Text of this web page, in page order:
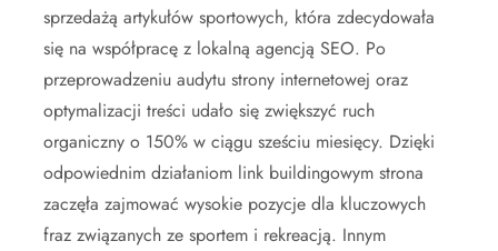
sprzedażą artykułów sportowych, która zdecydowała
się na współpracę z lokalną agencją SEO. Po
przeprowadzeniu audytu strony internetowej oraz
optymalizacji treści udało się zwiększyć ruch
organiczny o 150% w ciągu sześciu miesięcy. Dzięki
odpowiednim działaniom link buildingowym strona
zaczęła zajmować wysokie pozycje dla kluczowych
fraz związanych ze sportem i rekreacją. Innym